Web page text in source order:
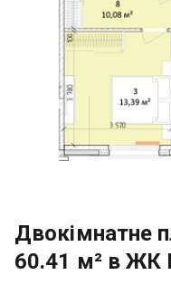
Двокімнатне
60.41 м² в ЖК